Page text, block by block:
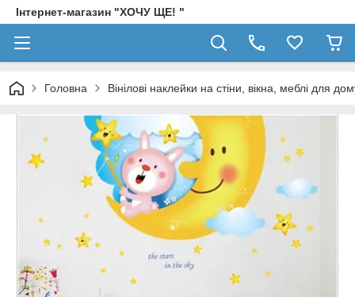
Інтернет-магазин "ХОЧУ ЩЕ! "
Головна Вінілові наклейки на стіни, вікна, меблі для